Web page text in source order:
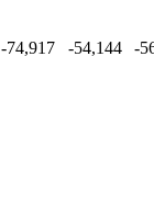
-74,917 -54,144 -